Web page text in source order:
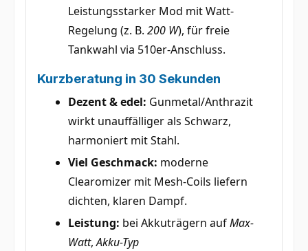
Leistungsstarker Mod mit Watt-
Regelung (z. B.200 W), für freie
Tankwahl via 510er-Anschluss.
Kurzberatung in 30 Sekunden
Dezent & edel: Gunmetal/Anthrazit
wirkt unauffälliger als Schwarz,
harmoniert mit Stahl.
Viel Geschmack: moderne
Clearomizer mit Mesh-Coils liefern
dichten, klaren Dampf.
Leistung: bei Akkuträgern aufMax-
Watt,Akku-Typ